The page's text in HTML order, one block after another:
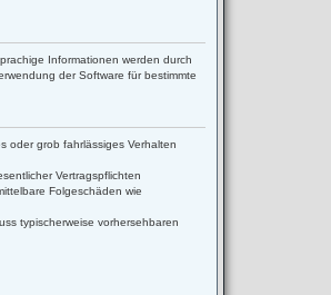
Informationen werden durch
der Software für bestimmte
oder grob fahrlässiges Verhalten
Vertragspflichten
Folgeschäden wie
typischerweise vorhersehbaren